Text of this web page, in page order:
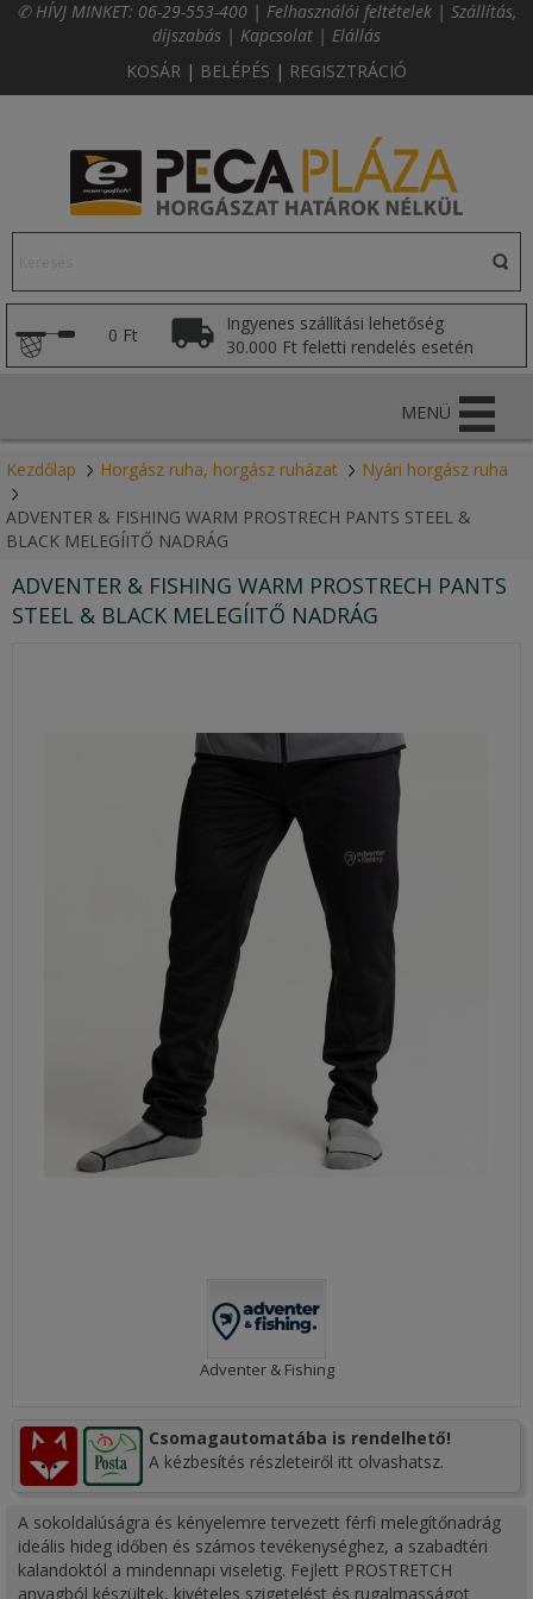
✆ HÍVJ MINKET: 06-29-553-400 | Felhasználói feltételek | Szállítás,
díjszabás | Kapcsolat | Elállás
KOSÁR | BELÉPÉS | REGISZTRÁCIÓ
0 Ft
Ingyenes szállítási lehetőség
30.000 Ft feletti rendelés esetén
MENÜ
Kezdőlap Horgász ruha, horgász ruházat Nyári horgász ruha
ADVENTER & FISHING WARM PROSTRECH PANTS STEEL &
BLACK MELEGÍITŐ NADRÁG
ADVENTER & FISHING WARM PROSTRECH PANTS
STEEL & BLACK MELEGÍITŐ NADRÁG
Adventer & Fishing
Csomagautomatába is rendelhető!
A kézbesítés részleteiről itt olvashatsz.
A sokoldalúságra és kényelemre tervezett férfi melegítőnadrág
ideális hideg időben és számos tevékenységhez, a szabadtéri
kalandoktól a mindennapi viseletig. Fejlett PROSTRETCH
anyagból készültek, kivételes szigetelést és rugalmasságot